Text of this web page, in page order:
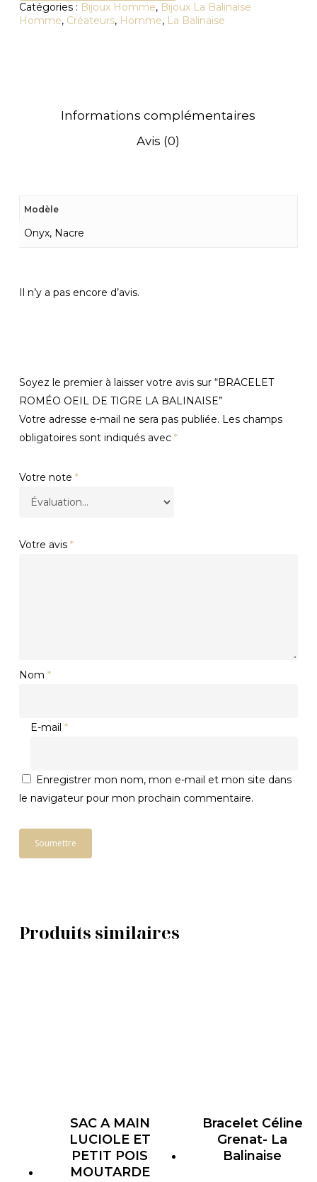
Catégories : Bijoux Homme, Bijoux La Balinaise
Homme, Créateurs, Homme, La Balinaise
Informations complémentaires
Avis (0)
Modèle
Onyx, Nacre
Il n’y a pas encore d’avis.
Soyez le premier à laisser votre avis sur “BRACELET
ROMÉO OEIL DE TIGRE LA BALINAISE”
Votre adresse e-mail ne sera pas publiée. Les champs
obligatoires sont indiqués avec *
Votre note *
Votre avis *
Nom *
E-mail *
Enregistrer mon nom, mon e-mail et mon site dans
le navigateur pour mon prochain commentaire.
Produits similaires
SAC A MAIN
LUCIOLE ET
PETIT POIS
MOUTARDE
Bracelet Céline
Grenat- La
Balinaise